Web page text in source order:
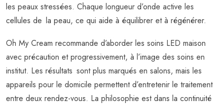
les peaux stressées. Chaque longueur d’onde active les
cellules de la peau, ce qui aide à équilibrer et à régénérer.
Oh My Cream recommande d’aborder les soins LED maison
avec précaution et progressivement, à l’image des soins en
institut. Les résultats sont plus marqués en salons, mais les
appareils pour le domicile permettent d’entretenir le traitement
entre deux rendez-vous. La philosophie est dans la continuité